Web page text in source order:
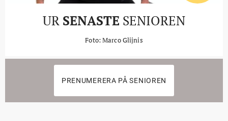
UR SENASTE SENIOREN
Foto: Marco Glijnis
PRENUMERERA PÅ SENIOREN